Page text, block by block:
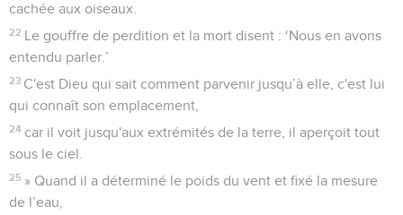
cachée aux oiseaux.
22 Le gouffre de perdition et la mort disent : ‘Nous en avons
entendu parler.’
23 C'est Dieu qui sait comment parvenir jusqu’à elle, c'est lui
qui connaît son emplacement,
24 car il voit jusqu'aux extrémités de la terre, il aperçoit tout
sous le ciel.
25 » Quand il a déterminé le poids du vent et fixé la mesure
de l’eau,